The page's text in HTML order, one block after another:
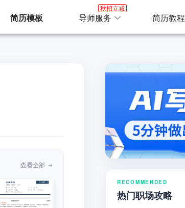
简历模板 导师服务
秋招立减
简历教程
查看全部
RECOMMENDED
热门职场攻略